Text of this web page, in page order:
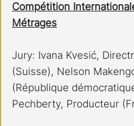
Compétition
Métrages
Jury: Ivana Kvesić,
(Suisse), Nelson
(République
Pechberty, Producteur